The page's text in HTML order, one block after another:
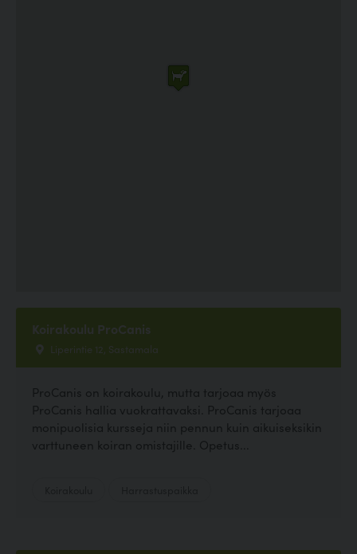
Koirakoulu ProCanis
Liperintie 12, Sastamala
ProCanis on koirakoulu, mutta tarjoaa myös
ProCanis hallia vuokrattavaksi. ProCanis tarjoaa
monipuolisia kursseja niin pennun kuin aikuiseksikin
varttuneen koiran omistajille. Opetus...